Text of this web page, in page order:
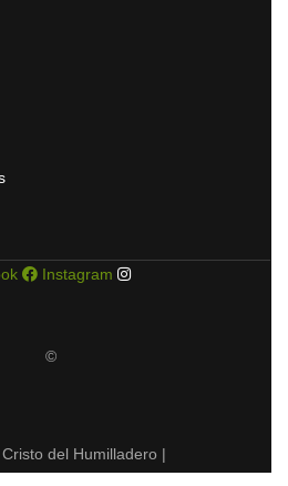
Instagram
©
del Humilladero |